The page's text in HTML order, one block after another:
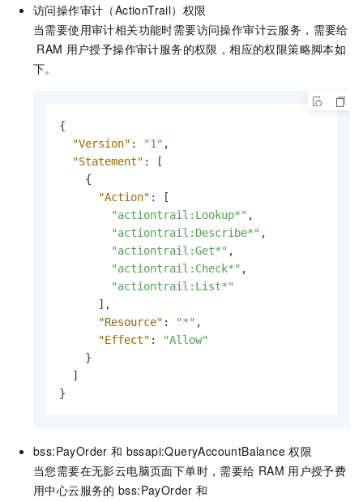
访问操作审计（ActionTrail） 权限
当需要使用审计相关功能时需要访问操作审计云服务，需要给
RAM 用户授予操作审计服务的权限，相应的权限策略脚本如
下。
{
"Version" : "1" ,
"Statement" :
[
{
"Action" :
[
"actiontrail:Lookup*" ,
"actiontrail:Describe*" ,
"actiontrail:Get*" ,
"actiontrail:Check*" ,
"actiontrail:List*"
] ,
"Resource" : "*" ,
"Effect" :
"Allow"
}
]
}
bss:PayOrder 和 bssapi:QueryAccountBalance 权限
当您需要在无影云电脑页面下单时，需要给 RAM 用户授予费
用中心云服务的 bss:PayOrder 和